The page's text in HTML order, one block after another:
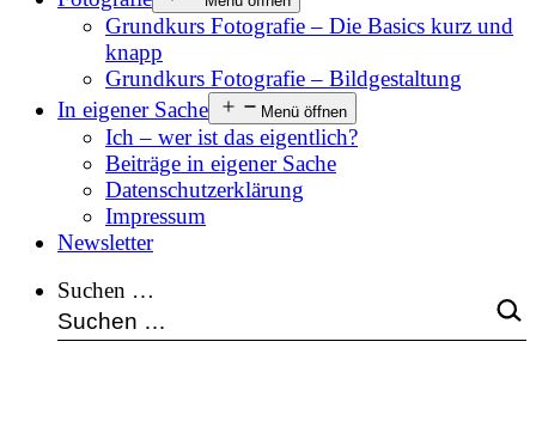
Grundkurs Fotografie – Die Basics kurz und
knapp
Grundkurs Fotografie – Bildgestaltung
In eigener Sache
Menü öffnen
Ich – wer ist das eigentlich?
Beiträge in eigener Sache
Datenschutzerklärung
Impressum
Newsletter
Suchen …